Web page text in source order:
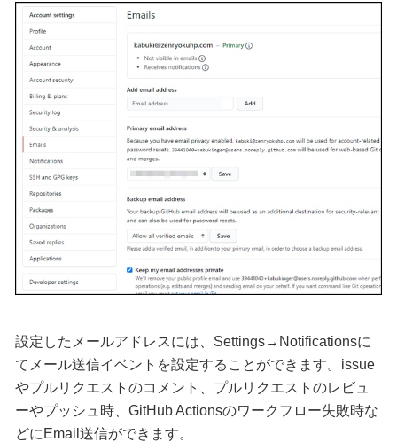
設定したメールアドレスには、Settings→Notificationsに
てメール送信イベントを設定することができます。issue
やプルリクエストのコメント、プルリクエストのレビュ
ーやプッシュ時、GitHub Actionsのワークフロー失敗時な
どにEmail送信ができます。